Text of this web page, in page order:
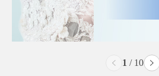
2 / 10